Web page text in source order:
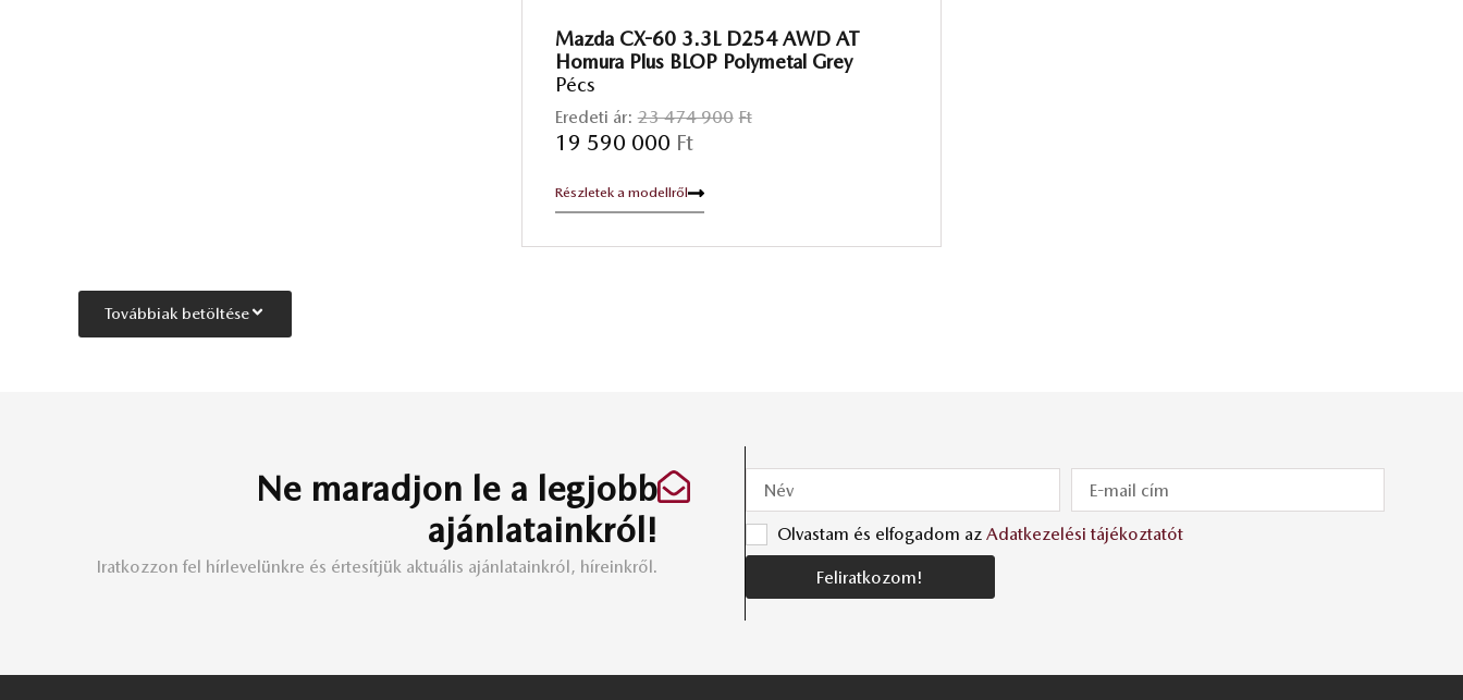
Mazda CX-60 3.3L D254 AWD AT
Homura Plus BLOP Polymetal Grey
Pécs
Eredeti ár: 23 474 900 Ft
19 590 000 Ft
Részletek a modellről
Továbbiak betöltése
Ne maradjon le a legjobb
ajánlatainkról!
Iratkozzon fel hírlevelünkre és értesítjük aktuális ajánlatainkról, híreinkről.
Olvastam és elfogadom azAdatkezelési tájékoztatót
Feliratkozom!